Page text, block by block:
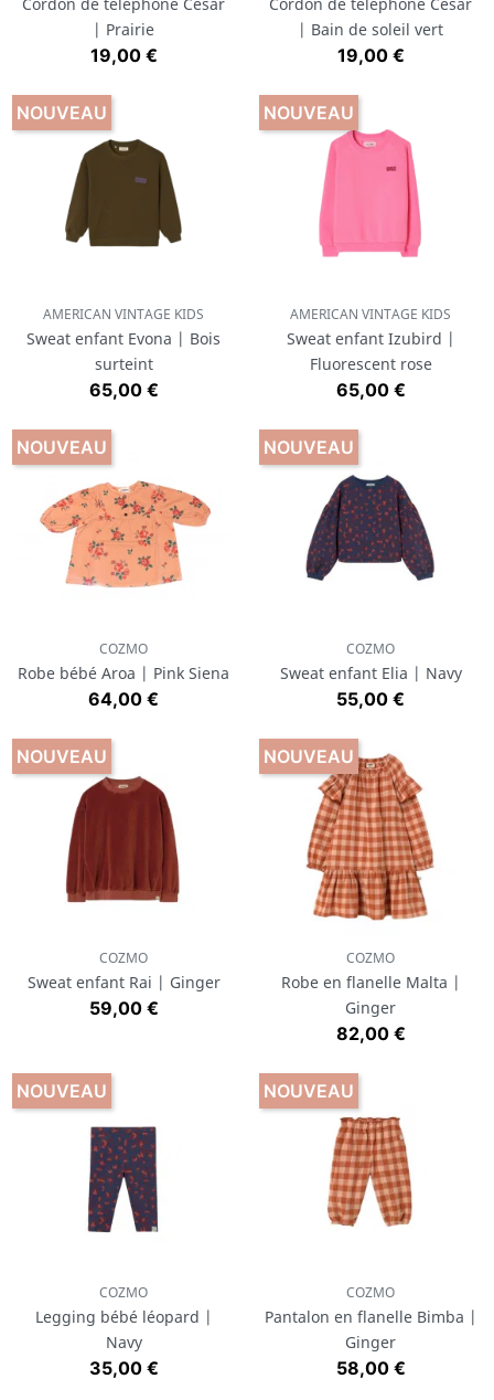
| Prairie
Prix
19,00 €
| Bain de soleil vert
Prix
19,00 €
AMERICAN VINTAGE KIDS
Sweat enfant Evona | Bois
surteint
Prix
65,00 €
NOUVEAU
AMERICAN VINTAGE KIDS
Sweat enfant Izubird |
Fluorescent rose
Prix
65,00 €
NOUVEAU
COZMO
Robe bébé Aroa | Pink Siena
Prix
64,00 €
NOUVEAU
COZMO
Sweat enfant Elia | Navy
Prix
55,00 €
NOUVEAU
COZMO
Sweat enfant Rai | Ginger
Prix
59,00 €
NOUVEAU
COZMO
Robe en flanelle Malta |
Ginger
Prix
82,00 €
NOUVEAU
COZMO
Legging bébé léopard |
Navy
Prix
35,00 €
NOUVEAU
COZMO
Pantalon en flanelle Bimba |
Ginger
Prix
58,00 €
NOUVEAU